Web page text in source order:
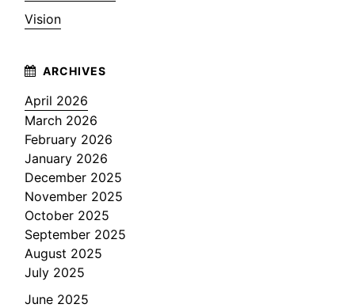
Vision
April 2026
March 2026
February 2026
January 2026
December 2025
November 2025
October 2025
September 2025
August 2025
July 2025
June 2025